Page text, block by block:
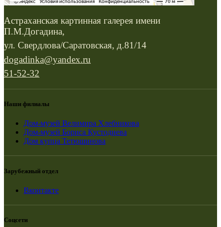
Астраханская картинная галерея имени
П.М.Догадина,
ул. Свердлова/Саратовская, д.81/14
dogadinka@yandex.ru
51-52-32
Наши филиалы
Дом-музей Велимира Хлебникова
Дом-музей Бориса Кустодиева
Дом купца Тетюшинова
Зарубежный отдел
Вконтакте
Соцсети